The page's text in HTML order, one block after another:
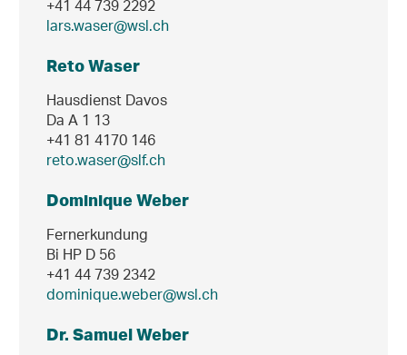
+41 44 739 2292
lars.waser@wsl.ch
Reto Waser
Hausdienst Davos
Da A 1 13
+41 81 4170 146
reto.waser@slf.ch
Dominique Weber
Fernerkundung
Bi HP D 56
+41 44 739 2342
dominique.weber@wsl.ch
Dr. Samuel Weber